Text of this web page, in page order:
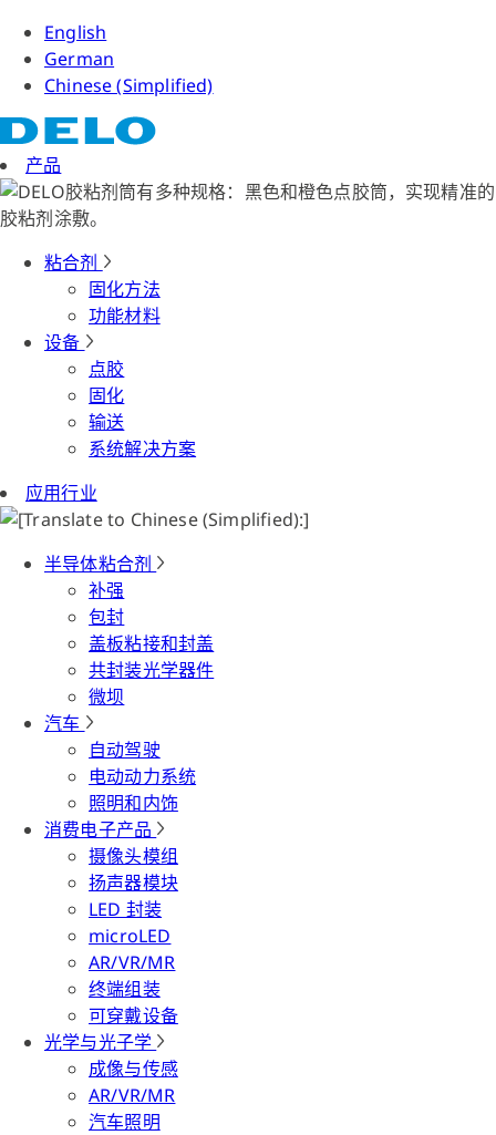
English
German
Chinese (Simplified)
产品
粘合剂
固化方法
功能材料
设备
点胶
固化
输送
系统解决方案
应用行业
半导体粘合剂
补强
包封
盖板粘接和封盖
共封装光学器件
微坝
汽车
自动驾驶
电动动力系统
照明和内饰
消费电子产品
摄像头模组
扬声器模块
LED 封装
microLED
AR/VR/MR
终端组装
可穿戴设备
光学与光子学
成像与传感
AR/VR/MR
汽车照明